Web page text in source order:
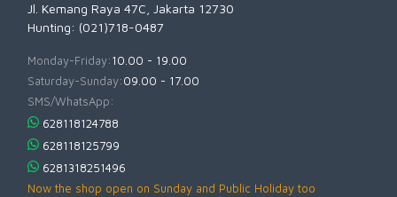
Jl. Kemang Raya 47C, Jakarta 12730
Hunting: (021)718-0487
Monday-Friday:10.00 - 19.00
Saturday-Sunday:09.00 - 17.00
SMS/WhatsApp:
628118124788
628118125799
6281318251496
Now the shop open on Sunday and Public Holiday too